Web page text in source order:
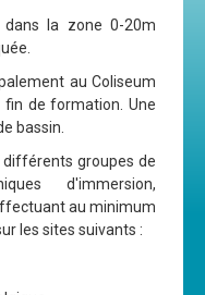
dans la zone 0-20m
au Coliseum
de formation. Une
bassin.
différents groupes de
d'immersion,
au minimum
les sites suivants :